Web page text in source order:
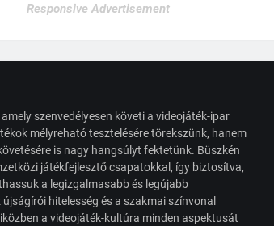
Responsive Advertisement
szenvedélyesen követi a videojáték-ipar
mélyreható tesztelésére törekszünk, hanem
is nagy hangsúlyt fektetünk. Büszkén
játékfejlesztő csapatokkal, így biztosítva,
a legizgalmasabb és legújabb
újságírói hitelesség és a szakmai színvonal
a videojáték-kultúra minden aspektusát